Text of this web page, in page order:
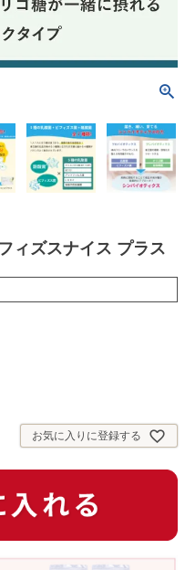
ィズスナイス プラス
お気に入りに登録する